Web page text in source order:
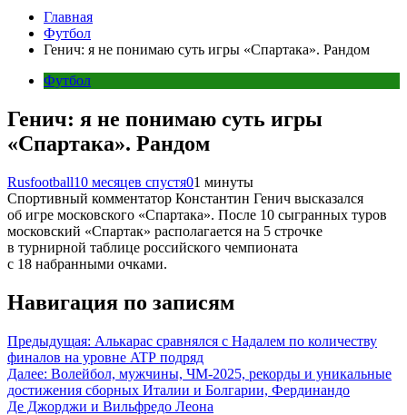
Главная
Футбол
Генич: я не понимаю суть игры «Спартака». Рандом
Футбол
Генич: я не понимаю суть игры
«Спартака». Рандом
Rusfootball10 месяцев спустя01 минуты
Спортивный комментатор Константин Генич высказался
об игре московского «Спартака». После 10 сыгранных туров
московский «Спартак» располагается на 5 строчке
в турнирной таблице российского чемпионата
с 18 набранными очками.
Навигация по записям
Предыдущая: Алькарас сравнялся с Надалем по количеству
финалов на уровне ATP подряд
Далее: Волейбол, мужчины, ЧМ-2025, рекорды и уникальные
достижения сборных Италии и Болгарии, Фердинандо
Де Джорджи и Вильфредо Леона